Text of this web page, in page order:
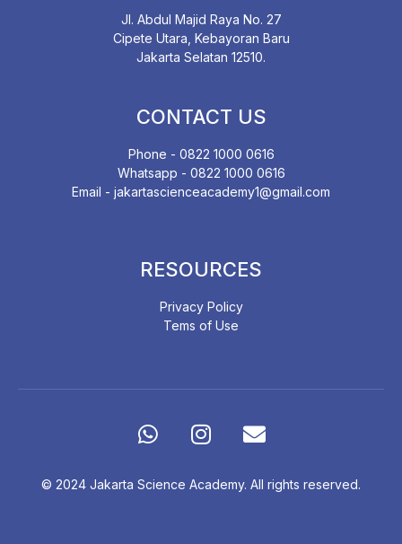
Jl. Abdul Majid Raya No. 27
Cipete Utara, Kebayoran Baru
Jakarta Selatan 12510.
CONTACT US
Phone - 0822 1000 0616
Whatsapp - 0822 1000 0616
Email - jakartascienceacademy1@gmail.com
RESOURCES
Privacy Policy
Tems of Use
© 2024 Jakarta Science Academy. All rights reserved.